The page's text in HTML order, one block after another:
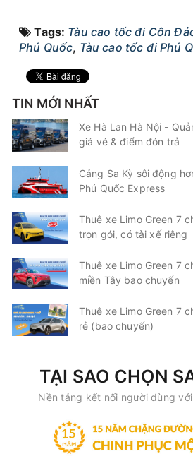
Tags: Tàu cao tốc đi Côn
Phú Quốc, Tàu cao tốc đi Phú
TIN MỚI NHẤT
Xe Hà Lan Hà Nội -
giá vé & điểm đón trả
Cảng Sa Kỳ sôi động
Phú Quốc Express
Thuê xe Limo Green 7
trọn gói, có tài xế riêng
Thuê xe Limo Green 7
miền Tây bao chuyến
Thuê xe Limo Green 7
rẻ (bao chuyến)
TẠI SAO CHỌN
Nền tảng kết nối người dùng